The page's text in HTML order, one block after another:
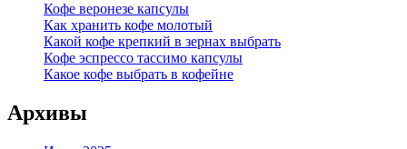
Кофе веронезе капсулы
Как хранить кофе молотый
Какой кофе крепкий в зернах выбрать
Кофе эспрессо тассимо капсулы
Какое кофе выбрать в кофейне
Архивы